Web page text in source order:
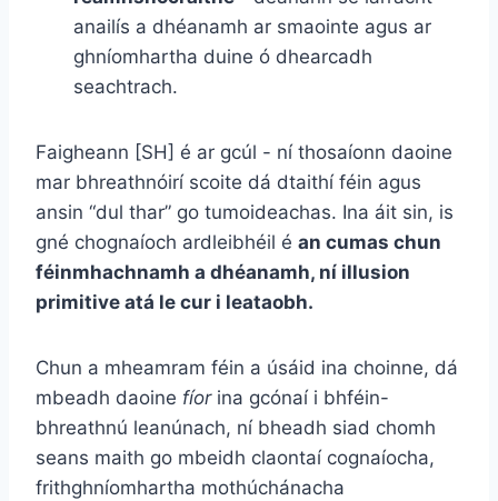
anailís a dhéanamh ar smaointe agus ar
ghníomhartha duine ó dhearcadh
seachtrach.
Faigheann [SH] é ar gcúl - ní thosaíonn daoine
mar bhreathnóirí scoite dá dtaithí féin agus
ansin “dul thar” go tumoideachas. Ina áit sin, is
gné chognaíoch ardleibhéil é an cumas chun
féinmhachnamh a dhéanamh, ní illusion
primitive atá le cur i leataobh.
Chun a mheamram féin a úsáid ina choinne, dá
mbeadh daoine fíor ina gcónaí i bhféin-
bhreathnú leanúnach, ní bheadh ​​siad chomh
seans maith go mbeidh claontaí cognaíocha,
frithghníomhartha mothúchánacha